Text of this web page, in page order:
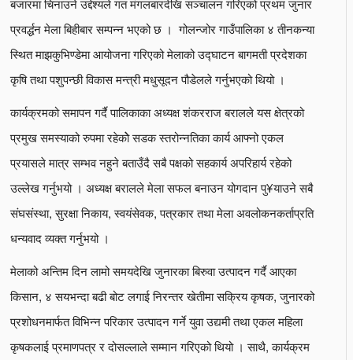
प्रवर्द्धन मेला बिहीबार सम्पन्न भएको छ । गोलन्जोर गाउँपालिका ४ तीनकन्या
स्थित माझकुभिण्डेमा आयोजना गरिएको मेलाको उद्घाटन बागमती प्रदेशका
कृषि तथा पशुपन्छी विकास मन्त्री मधुसूदन पौडेलले गर्नुभएको थियो ।
कार्यक्रमको समापन गर्दै पालिकाका अध्यक्ष शंकरराज बरालले यस क्षेत्रको
प्रमुख समस्याको रुपमा रहेकोे सडक स्तरोन्नतिका कार्य आफ्नो एकल
प्रयासले मात्र सम्भव नहुने बताउँदै सबै पक्षको सहकार्य अपरिहार्य रहेको
उल्लेख गर्नुभयो । अध्यक्ष बरालले मेला सफल बनाउन योगदान पु¥याउने सबै
संघसंस्था, सुरक्षा निकाय, स्वयंसेवक, पत्रकार तथा मेला अवलोकनकर्ताप्रति
धन्यवाद व्यक्त गर्नुभयो ।
मेलाको अन्तिम दिन लामो समयदेखि जुनारका बिरुवा उत्पादन गर्दै आएका
किसान, ४ सयभन्दा बढी बोट लगाई निरन्तर खेतीमा सक्रिय कृषक, जुनारको
प्रशोधनमार्फत विभिन्न परिकार उत्पादन गर्ने युवा उद्यमी तथा एकल महिला
कृषकलाई प्रमाणपत्र र दोसल्लाले सम्मान गरिएको थियो । साथै, कार्यक्रम